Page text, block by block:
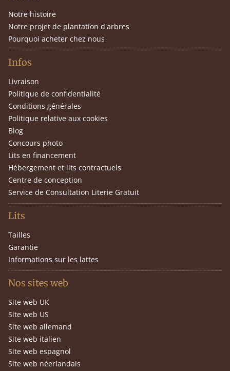
Notre histoire
Notre projet de plantation d'arbres
Pourquoi acheter chez nous
Infos
Livraison
Politique de confidentialité
Conditions générales
Politique relative aux cookies
Blog
Concours photo
Lits en financement
Hébergement et lits contractuels
Centre de conception
Service de Consultation Literie Gratuit
Lits
Tailles
Garantie
Informations sur les lattes
Nos sites web
Site web UK
Site web US
Site web allemand
Site web italien
Site web espagnol
Site web néerlandais